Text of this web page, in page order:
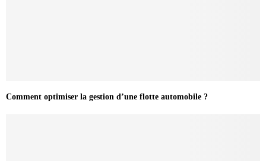
Comment optimiser la gestion d’une flotte automobile ?